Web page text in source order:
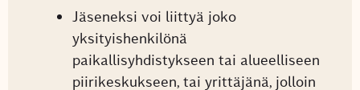
Jäseneksi voi liittyä joko
yksityishenkilönä
paikallisyhdistykseen tai alueelliseen
piirikeskukseen, tai yrittäjänä, jolloin